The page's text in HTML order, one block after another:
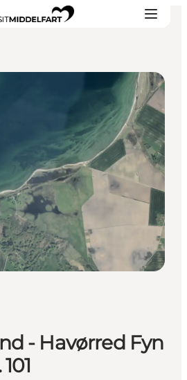
- Havørred Fyn